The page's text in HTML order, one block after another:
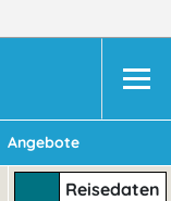
Angebote
Reisedaten